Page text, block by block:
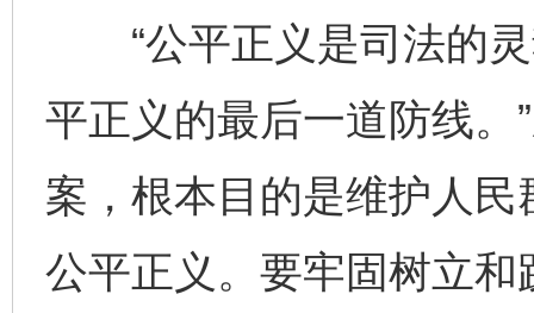
“公平正义是司法的灵
平正义的最后一道防线。
案，根本目的是维护人
公平正义。要牢固树立